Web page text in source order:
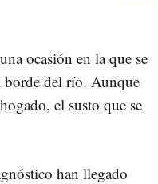
ocasión en la que se
borde del río. Aunque
el susto que se
han llegado